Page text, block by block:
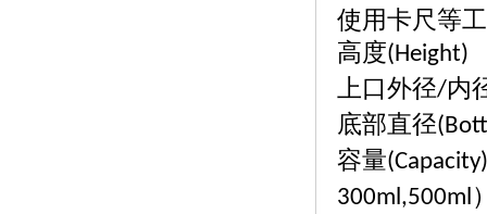
使用卡尺等
高度(Height)
上口外径/内
底部直径
容量
300ml,500ml